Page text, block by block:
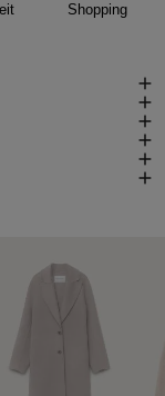
Shopping